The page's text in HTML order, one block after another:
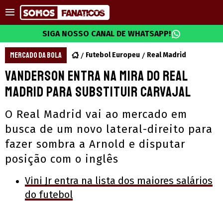
SIGA NOSSO CANAL DE WHATSAPP!
MERCADO DA BOLA Futebol Europeu Real Madrid
Vanderson entra na mira do Real
Madrid para substituir Carvajal
O Real Madrid vai ao mercado em
busca de um novo lateral-direito para
fazer sombra a Arnold e disputar
posição com o inglês
Vini Jr entra na lista dos maiores salários
do futebol